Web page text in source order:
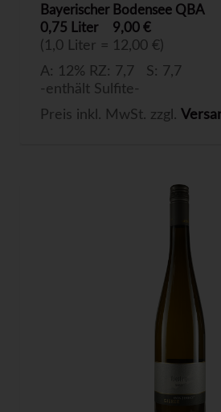
Bayerischer Bodensee QBA
0,75 Liter
9,00 €
(1,0 Liter = 12,00 €)
A: 12% RZ: 7,7 S: 7,7
-enthält Sulfite-
Preis inkl. MwSt. zzgl.